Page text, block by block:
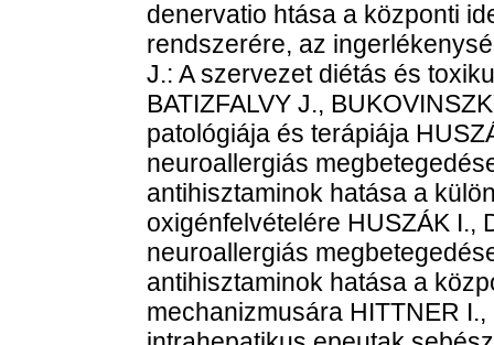
denervatio htása a központi
rendszerére, az
J.: A szervezet diétás és
BATIZFALVY J.,
patológiája és terápiája
neuroallergiás
antihisztaminok hatása a
oxigénfelvételére HUSZÁK I.,
neuroallergiás
antihisztaminok hatása a
mechanizmusára HITTNER